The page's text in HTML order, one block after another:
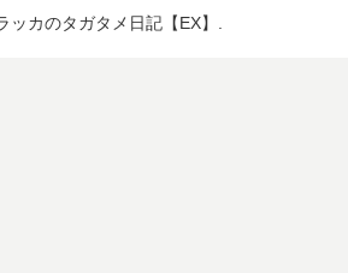
ッカのタガタメ日記【EX】.